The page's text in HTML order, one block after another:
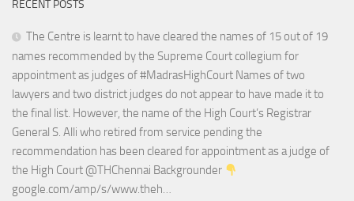
RECENT POSTS
The Centre is learnt to have cleared the names of 15 out of 19
names recommended by the Supreme Court collegium for
appointment as judges of #MadrasHighCourt Names of two
lawyers and two district judges do not appear to have made it to
the final list. However, the name of the High Court’s Registrar
General S. Alli who retired from service pending the
recommendation has been cleared for appointment as a judge of
the High Court @THChennai Backgrounder
google.com/amp/s/www.theh…